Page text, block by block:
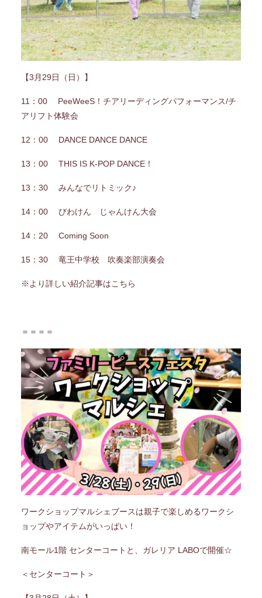
【3月29日（日）】
11：00 PeeWeeS！チアリーディングパフォーマンス/チ
アリフト体験会
12：00 DANCE DANCE DANCE
13：00 THIS IS K-POP DANCE！
13：30 みんなでリトミック♪
14：00 びわけん じゃんけん大会
14：20 Coming Soon
15：30 竜王中学校 吹奏楽部演奏会
※より詳しい紹介記事はこちら
＝＝＝＝
ワークショップマルシェブースは親子で楽しめるワークシ
ョップやアイテムがいっぱい！
南モール1階 センターコートと、ガレリア LABOで開催☆
＜センターコート＞